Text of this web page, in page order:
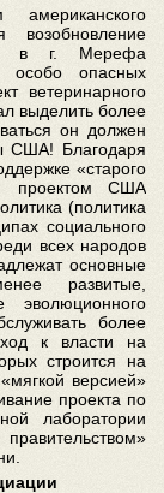
возобновление
в г. Мерефа
особо опасных
ветеринарного
выделить более
он должен
США! Благодаря
«старого
проектом США
(политика
социального
всех народов
основные
развитые,
более
к власти на
строится на
версией»
проекта по
лаборатории